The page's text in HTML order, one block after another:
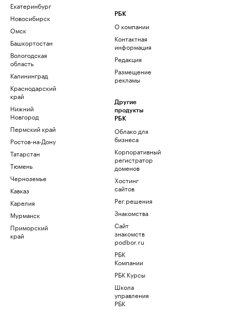
Екатеринбург
Новосибирск
Омск
Башкортостан
Вологодская
область
Калининград
Краснодарский
край
Нижний
Новгород
Пермский край
Ростов-на-Дону
Татарстан
Тюмень
Черноземье
Кавказ
Карелия
Мурманск
Приморский
край
РБК
О компании
Контактная
информация
Редакция
Размещение
рекламы
Другие
продукты
РБК
Облако для
бизнеса
Корпоративный
регистратор
доменов
Хостинг
сайтов
Рег.решения
Знакомства
Сайт
знакомств
podbor.ru
РБК
Компании
РБК Курсы
Школа
управления
РБК